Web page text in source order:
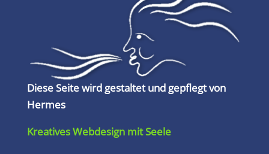
Diese Seite wird gestaltet und gepflegt von
Hermes
Kreatives Webdesign mit Seele